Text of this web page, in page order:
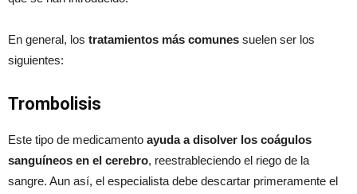
En general, los tratamientos más comunes suelen ser los
siguientes:
Trombolisis
Este tipo de medicamento ayuda a disolver los coágulos
sanguíneos en el cerebro, reestrableciendo el riego de la
sangre. Aun así, el especialista debe descartar primeramente el